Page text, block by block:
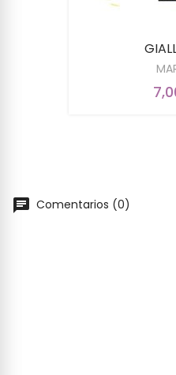
Comentarios (0)